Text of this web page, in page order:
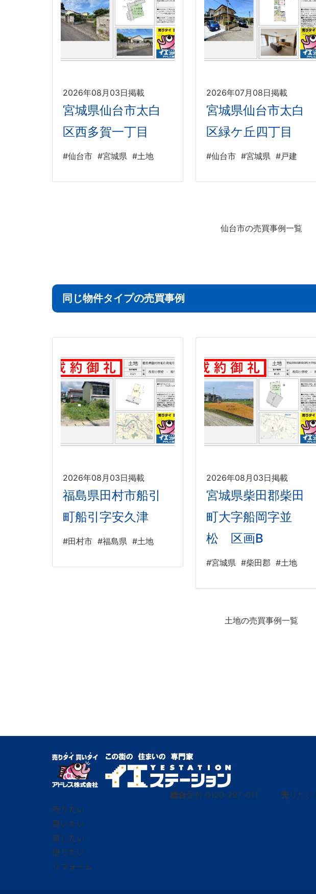
2026年08月03日掲載
宮城県仙台市太白
区西多賀一丁目
#仙台市 #宮城県 #土地
2026年07月08日掲載
宮城県仙台市太白
区緑ケ丘四丁目
#仙台市 #宮城県 #戸建
仙台市の売買事例一覧
同じ物件タイプの売買事例
2026年08月03日掲載
福島県田村市船引
町船引字安久津
#田村市 #福島県 #土地
2026年08月03日掲載
宮城県柴田郡柴田
町大字船岡字並
松 区画B
#宮城県 #柴田郡 #土地
土地の売買事例一覧
総合受付 0120-297-011 売りたい
売りたい
買いたい
貸したい
借りたい
リフォーム